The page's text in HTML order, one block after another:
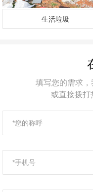
生活垃圾
填写您的需求，
或直接拨打